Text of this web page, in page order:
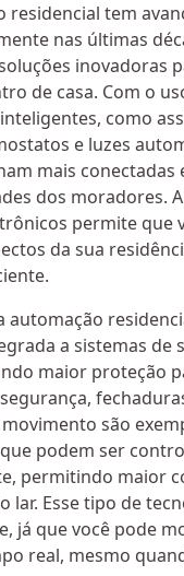
residencial tem
nas últimas
inovadoras
de casa. Com o
como
e luzes
mais conectadas
dos moradores.
permite que
da sua
automação
a sistemas de
maior proteção
são
podem ser
permitindo maior
lar. Esse tipo de
já que você pode
real, mesmo